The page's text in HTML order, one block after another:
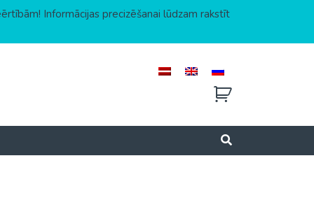
Informācijas precizēšanai lūdzam rakstīt